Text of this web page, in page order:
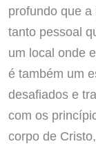
profundo que
tanto pessoal
um local onde
é também um
desafiados e
com os
corpo de